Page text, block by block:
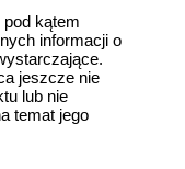
pod kątem
informacji o
jeszcze nie
lub nie
temat jego